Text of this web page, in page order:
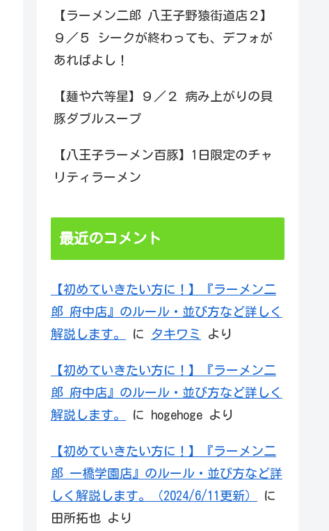
【ラーメン二郎 八王子野猿街道店２】
９／５ シークが終わっても、デフォが
あればよし！
【麺や六等星】９／２ 病み上がりの貝
豚ダブルスープ
【八王子ラーメン百豚】1日限定のチャ
リティラーメン
最近のコメント
【初めていきたい方に！】『ラーメン二
郎 府中店』のルール・並び方など詳しく
解説します。
に タキワミ より
【初めていきたい方に！】『ラーメン二
郎 府中店』のルール・並び方など詳しく
解説します。
に hogehoge より
【初めていきたい方に！】『ラーメン二
郎 一橋学園店』のルール・並び方など詳
しく解説します。（2024/6/11更新）
に
田所拓也 より